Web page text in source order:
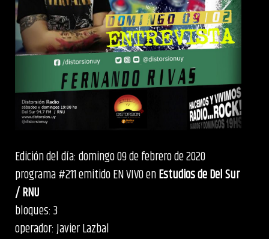
Edición del día: domingo 09 de febrero de 2020
programa #211 emitido EN VIVO enEstudios de Del Sur
/ RNU
bloques: 3
operador: Javier Lazbal